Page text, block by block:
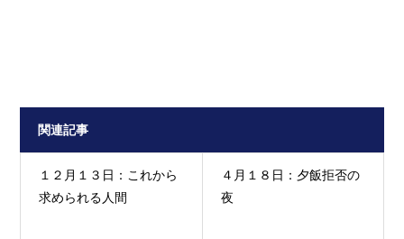
関連記事
１２月１３日：これから
求められる人間
４月１８日：夕飯拒否の
夜